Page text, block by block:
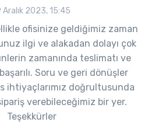
Aralık 2023, 15:45
ofisinize geldiğimiz zaman
ilgi ve alakadan dolayı çok
zamanında teslimatı ve
Soru ve geri dönüşler
ihtiyaçlarımız doğrultusunda
verebileceğimiz bir yer.
Teşekkürler